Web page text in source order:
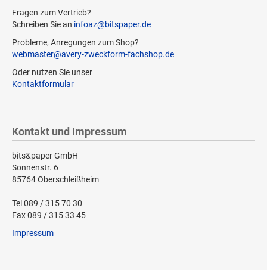
Fragen zum Vertrieb?
Schreiben Sie an infoaz@bitspaper.de
Probleme, Anregungen zum Shop?
webmaster@avery-zweckform-fachshop.de
Oder nutzen Sie unser
Kontaktformular
Kontakt und Impressum
bits&paper GmbH
Sonnenstr. 6
85764 Oberschleißheim
Tel 089 / 315 70 30
Fax 089 / 315 33 45
Impressum